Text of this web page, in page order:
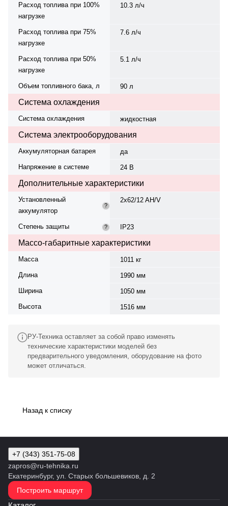
Расход топлива при 100%
нагрузке
10.3 л/ч
Расход топлива при 75%
нагрузке
7.6 л/ч
Расход топлива при 50%
нагрузке
5.1 л/ч
Объем топливного бака, л 90 л
Система охлаждения
Система охлаждения жидкостная
Система электрооборудования
Аккумуляторная батарея
да
Напряжение в системе
24 В
Дополнительные характеристики
Установленный
аккумулятор
?
2x62/12 AH/V
Степень защиты ? IP23
Массо-габаритные характеристики
Масса
1011 кг
Длина
1990 мм
Ширина
1050 мм
Высота
1516 мм
РУ-Техника оставляет за собой право изменять
технические характеристики моделей без
предварительного уведомления, оборудование на фото
может отличаться.
Назад к списку
+7 (343) 351-75-08
zapros@ru-tehnika.ru
Екатеринбург, ул. Старых большевиков, д. 2
Построить маршрут